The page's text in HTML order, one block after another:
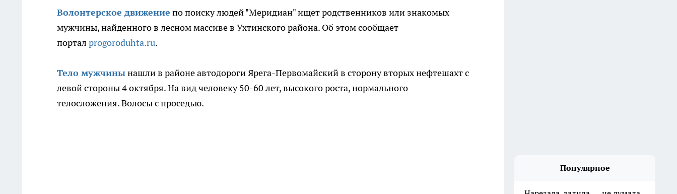
Волонтерское движение по поиску людей "Меридиан" ищет родственников или знакомых
мужчины, найденного в лесном массиве в Ухтинского района. Об этом сообщает
портал progoroduhta.ru.
Тело мужчинынашли в районе автодороги Ярега-Первомайский в сторону вторых нефтешахт с
левой стороны 4 октября. На вид человеку 50-60 лет, высокого роста, нормального
телосложения. Волосы с проседью.
Популярное